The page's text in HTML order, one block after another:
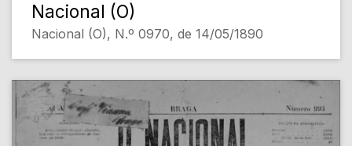
Nacional (O)
Nacional (O), N.º 0970, de 14/05/1890